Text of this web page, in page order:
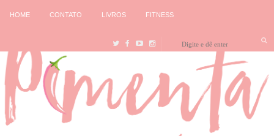
HOME CONTATO LIVROS FITNESS